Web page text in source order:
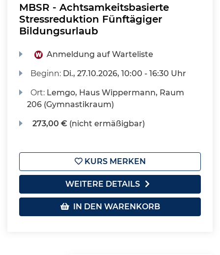
MBSR - Achtsamkeitsbasierte
Stressreduktion Fünftägiger
Bildungsurlaub
Anmeldung auf Warteliste
Beginn: Di., 27.10.2026, 10:00 - 16:30 Uhr
Ort: Lemgo, Haus Wippermann, Raum
206 (Gymnastikraum)
273,00 € (nicht ermäßigbar)
KURS MERKEN
WEITERE DETAILS
IN DEN WARENKORB